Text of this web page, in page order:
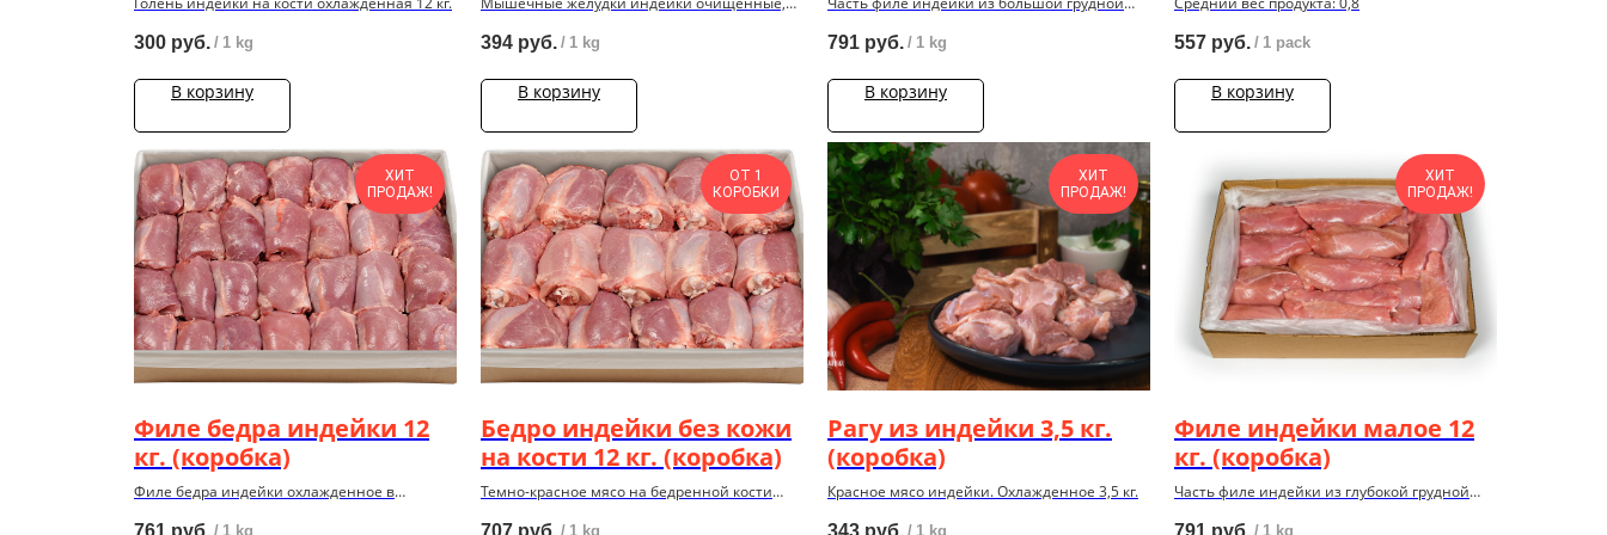
300 руб. / 1 kg
В корзину
394 руб. / 1 kg
В корзину
791 руб. / 1 kg
В корзину
557 руб. / 1 pack
В корзину
ХИТ
ПРОДАЖ!
Филе бедра индейки 12
кг. (коробка)
Филе бедра индейки охлажденное в
761 руб. / 1 kg
ОТ 1
КОРОБКИ
Бедро индейки без кожи
на кости 12 кг. (коробка)
Темно-красное мясо на бедренной кости
707 руб. / 1 kg
ХИТ
ПРОДАЖ!
Paгу из индейки 3,5 кг.
(коробка)
Красное мясо индейки. Охлажденное 3,5 кг.
343 руб. / 1 kg
ХИТ
ПРОДАЖ!
Филе индейки малое 12
кг. (коробка)
Часть филе индейки из глубокой грудной
791 руб. / 1 kg